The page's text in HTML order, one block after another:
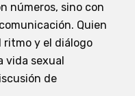
números, sino con
Quien
ritmo y el diálogo
vida sexual
de